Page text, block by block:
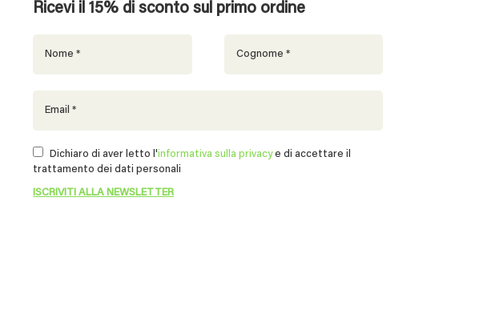
Ricevi il 15% di sconto sul primo ordine
Dichiaro di aver letto l'informativa sulla privacye di accettare il
trattamento dei dati personali